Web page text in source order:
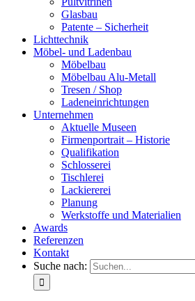
Glasbau
Patente – Sicherheit
Lichttechnik
Möbel- und Ladenbau
Möbelbau
Möbelbau Alu-Metall
Tresen / Shop
Ladeneinrichtungen
Unternehmen
Aktuelle Museen
Firmenportrait – Historie
Qualifikation
Schlosserei
Tischlerei
Lackiererei
Planung
Werkstoffe und Materialien
Awards
Referenzen
Kontakt
Suche nach: